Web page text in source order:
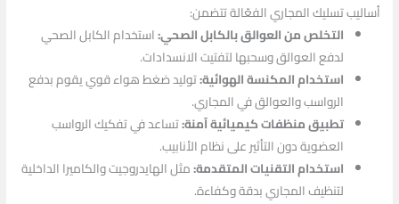
أساليب تسليك المجاري الفعّالة تتضمن:
التخلص من العوالق بالكابل الصحي:استخدام الكابل الصحي
لدفع العوالق وسحبها لتفتيت الانسدادات.
استخدام المكنسة الهوائية:توليد ضغط هواء قوي يقوم بدفع
الرواسب والعوالق في المجاري.
تطبيق منظفات كيميائية آمنة:تساعد في تفكيك الرواسب
العضوية دون التأثير على نظام الأنابيب.
استخدام التقنيات المتقدمة:مثل الهايدروجيت والكاميرا الداخلية
لتنظيف المجاري بدقة وكفاءة.